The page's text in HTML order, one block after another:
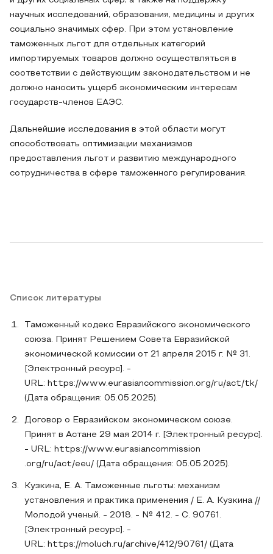
научных исследований, образования, медицины и других
социально значимых сфер. При этом установление
таможенных льгот для отдельных категорий
импортируемых товаров должно осуществляться в
соответствии с действующим законодательством и не
должно наносить ущерб экономическим интересам
государств-членов ЕАЭС.
Дальнейшие исследования в этой области могут
способствовать оптимизации механизмов
предоставления льгот и развитию международного
сотрудничества в сфере таможенного регулирования.
Список литературы
Таможенный кодекс Евразийского экономического
союза. Принят Решением Совета Евразийской
экономической комиссии от 21 апреля 2015 г. № 31.
[Электронный ресурс]. -
URL: https://www.eurasiancommission.org/ru/act/tk/
(Дата обращения: 05.05.2025).
Договор о Евразийском экономическом союзе.
Принят в Астане 29 мая 2014 г. [Электронный ресурс].
- URL: https://www.eurasiancommission
.org/ru/act/eeu/ (Дата обращения: 05.05.2025).
Кузкина, Е. А. Таможенные льготы: механизм
установления и практика применения / Е. А. Кузкина //
Молодой ученый. - 2018. - № 412. - С. 90761.
[Электронный ресурс]. -
URL: https://moluch.ru/archive/412/90761/ (Дата